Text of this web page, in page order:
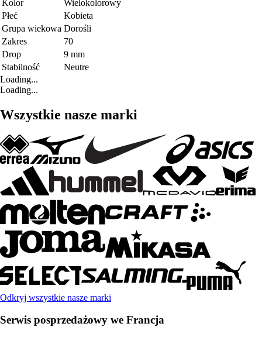
Kolor
Wielokolorowy
Płeć
Kobieta
Grupa wiekowa Dorośli
Zakres
70
Drop
9 mm
Stabilność
Neutre
Loading...
Loading...
Wszystkie nasze marki
Odkryj wszystkie nasze marki
Serwis posprzedażowy we Francja